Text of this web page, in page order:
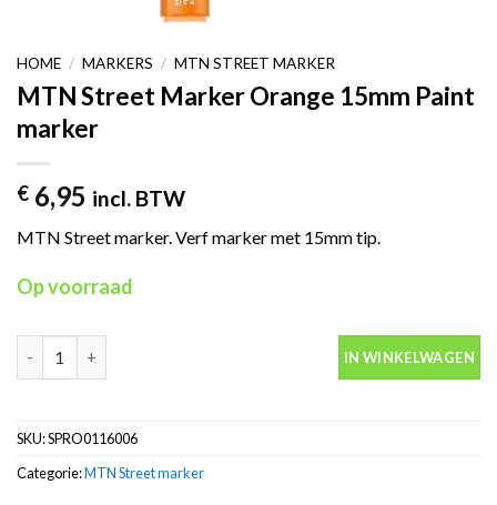
HOME / MARKERS / MTN STREET MARKER
MTN Street Marker Orange 15mm Paint
marker
€ 6,95 incl. BTW
MTN Street marker. Verf marker met 15mm tip.
Op voorraad
IN WINKELWAGEN
SKU:SPRO0116006
Categorie:MTN Street marker